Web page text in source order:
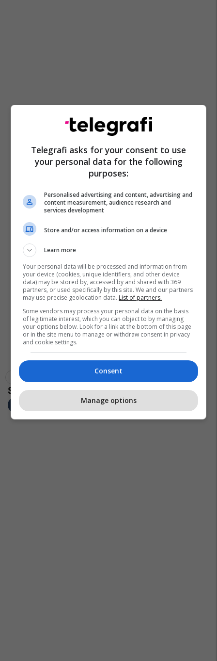
Shba
Telegrafi asks for your consent to use
your personal data for the following
purposes:
Personalised advertising and content, advertising and
content measurement, audience research and
services development
Store and/or access information on a device
Learn more
Your personal data will be processed and information from
your device (cookies, unique identifiers, and other device
data) may be stored by, accessed by and shared with 369
partners, or used specifically by this site. We and our partners
may use precise geolocation data. List of partners.
Some vendors may process your personal data on the basis
of legitimate interest, which you can object to by managing
your options below. Look for a link at the bottom of this page
or in the site menu to manage or withdraw consent in privacy
and cookie settings.
Consent
Manage options